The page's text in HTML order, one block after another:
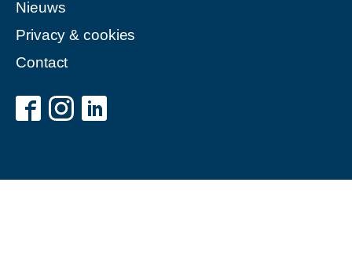
Nieuws
Privacy & cookies
Contact